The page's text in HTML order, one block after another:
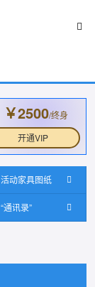
￥2500/终身
开通VIP
活动家具图纸
“通讯录”